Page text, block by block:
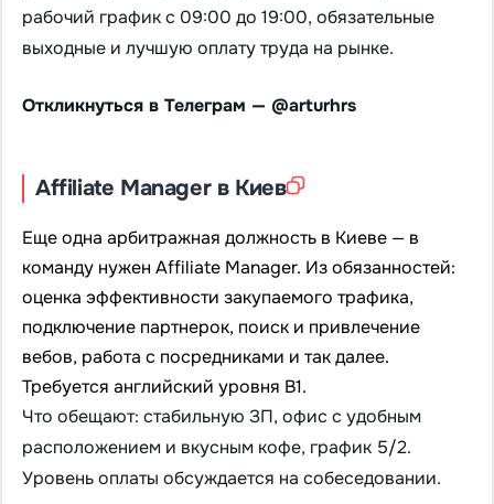
рабочий график с 09:00 до 19:00, обязательные
выходные и лучшую оплату труда на рынке.
Откликнуться в Телеграм — @arturhrs
Affiliate Manager в Киев
Еще одна арбитражная должность в Киеве — в
команду нужен Affiliate Manager. Из обязанностей:
оценка эффективности закупаемого трафика,
подключение партнерок, поиск и привлечение
вебов, работа с посредниками и так далее.
Требуется английский уровня B1.
Что обещают: стабильную ЗП, офис с удобным
расположением и вкусным кофе, график 5/2.
Уровень оплаты обсуждается на собеседовании.